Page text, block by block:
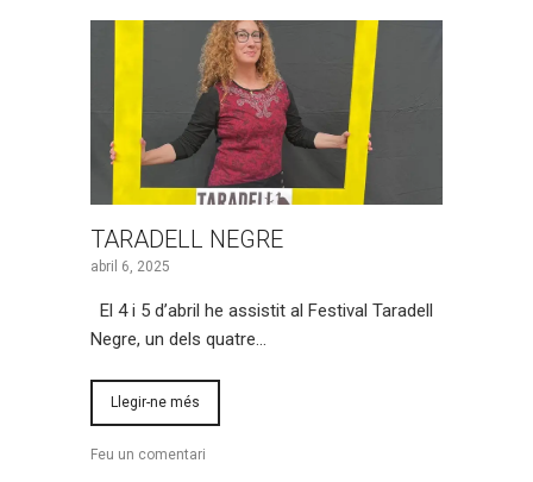
TARADELL NEGRE
abril 6, 2025
El 4 i 5 d’abril he assistit al Festival Taradell
Negre, un dels quatre…
Llegir-ne més
Feu un comentari